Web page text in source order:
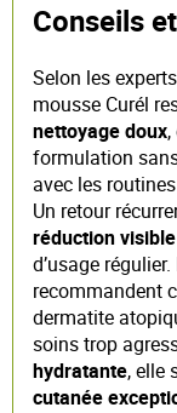
Conseils
Selon les
mousse Curél
nettoyage doux
formulation
avec les
Un retour
réduction
d’usage
recommandent
dermatite
soins trop
hydratante, elle
cutanée